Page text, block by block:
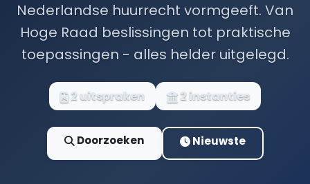
Nederlandse huurrecht vormgeeft. Van
Hoge Raad beslissingen tot praktische
toepassingen - alles helder uitgelegd.
2 uitspraken 2 instanties
Doorzoeken Nieuwste